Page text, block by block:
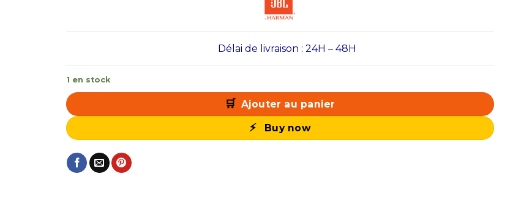
Délai de livraison : 24H – 48H
1 en stock
Ajouter au panier
Buy now